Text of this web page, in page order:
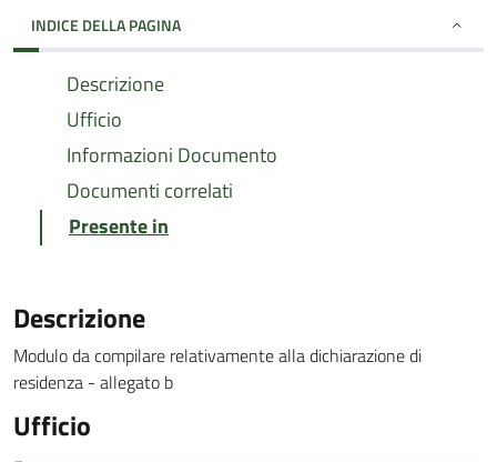
INDICE DELLA PAGINA
Descrizione
Ufficio
Informazioni Documento
Documenti correlati
Presente in
Descrizione
Modulo da compilare relativamente alla dichiarazione di
residenza - allegato b
Ufficio